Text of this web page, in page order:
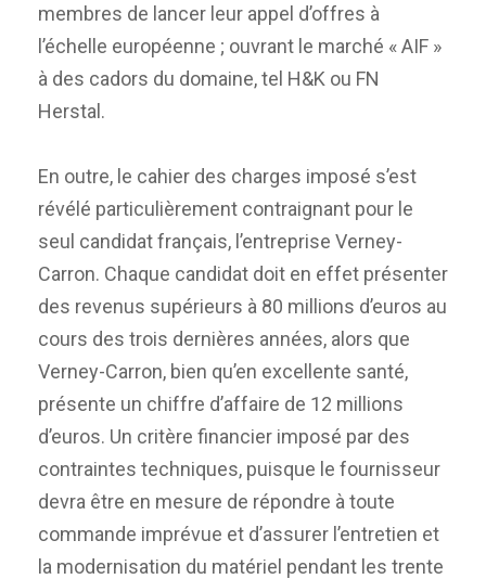
membres de lancer leur appel d’offres à
l’échelle européenne ; ouvrant le marché « AIF »
à des cadors du domaine, tel H&K ou FN
Herstal.
En outre, le cahier des charges imposé s’est
révélé particulièrement contraignant pour le
seul candidat français, l’entreprise Verney-
Carron. Chaque candidat doit en effet présenter
des revenus supérieurs à 80 millions d’euros au
cours des trois dernières années, alors que
Verney-Carron, bien qu’en excellente santé,
présente un chiffre d’affaire de 12 millions
d’euros. Un critère financier imposé par des
contraintes techniques, puisque le fournisseur
devra être en mesure de répondre à toute
commande imprévue et d’assurer l’entretien et
la modernisation du matériel pendant les trente